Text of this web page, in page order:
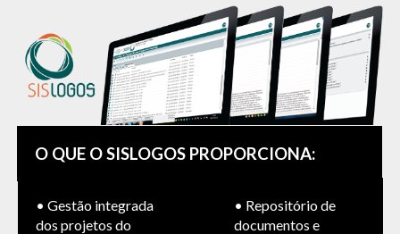
O QUE OSISLOGOS PROPORCIONA:
• Gestão integrada
dos projetos do
• Repositório de
documentos e